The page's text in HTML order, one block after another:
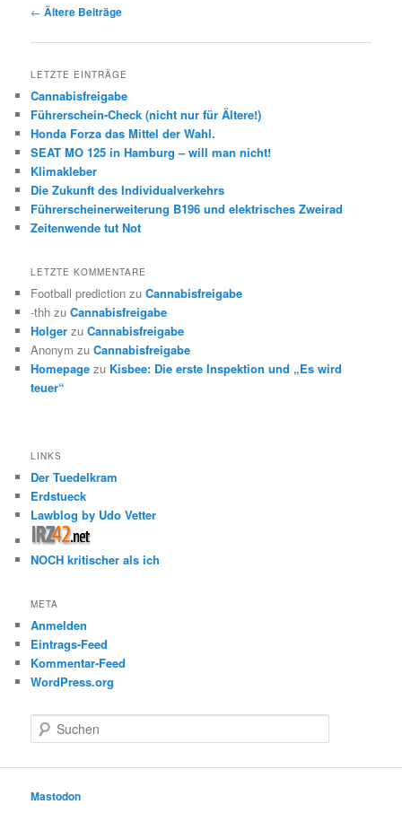
Beitrags-
← Ältere Beiträge
LETZTE EINTRÄGE
Cannabisfreigabe
Führerschein-Check (nicht nur für Ältere!)
Honda Forza das Mittel der Wahl.
SEAT MO 125 in Hamburg – will man nicht!
Klimakleber
Die Zukunft des Individualverkehrs
Führerscheinerweiterung B196 und elektrisches Zweirad
Zeitenwende tut Not
LETZTE KOMMENTARE
Football prediction zuCannabisfreigabe
-thh zuCannabisfreigabe
Holger zuCannabisfreigabe
Anonym zuCannabisfreigabe
Homepage zu Kisbee: Die erste Inspektion und „Es wird
teuer“
LINKS
Der Tuedelkram
Erdstueck
Lawblog by Udo Vetter
NOCH kritischer als ich
META
Anmelden
Eintrags-Feed
Kommentar-Feed
WordPress.org
u
e
Mastodon